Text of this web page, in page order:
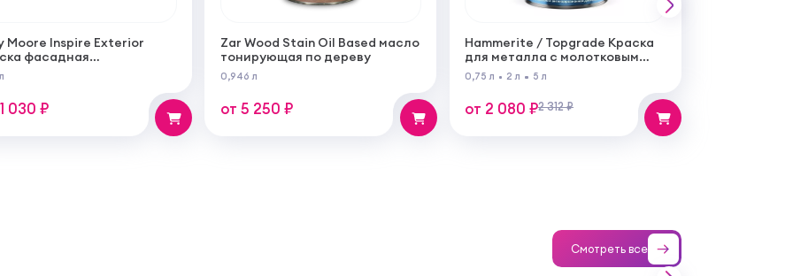
Moore Inspire Exterior
фасадная
ультра
030 ₽
Zar Wood Stain Oil Based масло
тонирующая по дереву
0,946 л
от 5 250 ₽
Hammerite / Topgrade Краска
для металла с молотковым
эффектом
0,75 л 2 л 5 л
от 2 080 ₽2 312 ₽
Смотреть все